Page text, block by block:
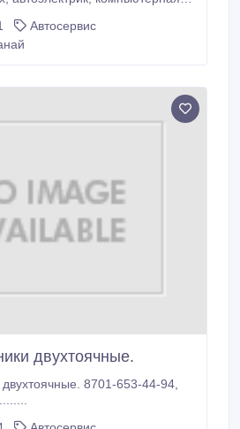
Автосервис
двухтоячные.
8701-653-44-94,